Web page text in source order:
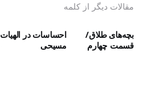
مقالات دیگر از کلمه
بچه‌‌های طلاق/
قسمت چهارم
احساسات در الهیات
مسیحی